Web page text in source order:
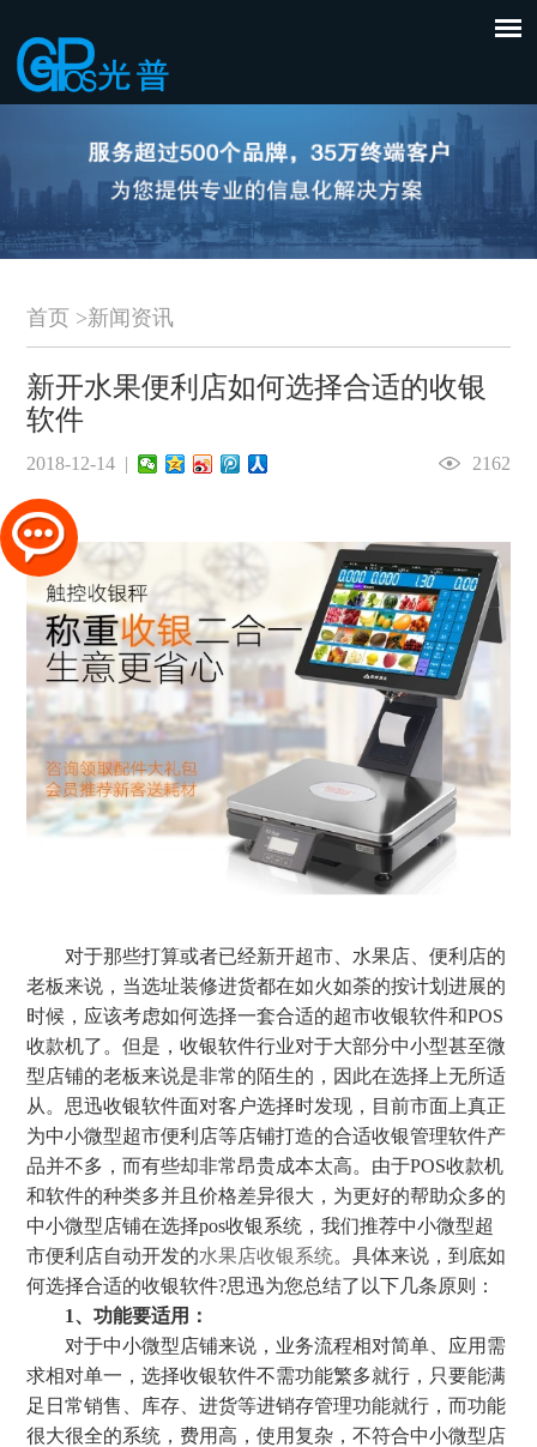
首页 >新闻资讯
新开水果便利店如何选择合适的收银
软件
2018-12-14 | 2162
对于那些打算或者已经新开超市、水果店、便利店的
老板来说，当选址装修进货都在如火如荼的按计划进展的
时候，应该考虑如何选择一套合适的超市收银软件和POS
收款机了。但是，收银软件行业对于大部分中小型甚至微
型店铺的老板来说是非常的陌生的，因此在选择上无所适
从。思迅收银软件面对客户选择时发现，目前市面上真正
为中小微型超市便利店等店铺打造的合适收银管理软件产
品并不多，而有些却非常昂贵成本太高。由于POS收款机
和软件的种类多并且价格差异很大，为更好的帮助众多的
中小微型店铺在选择pos收银系统，我们推荐中小微型超
市便利店自动开发的水果店收银系统。具体来说，到底如
何选择合适的收银软件?思迅为您总结了以下几条原则：
1、功能要适用：
对于中小微型店铺来说，业务流程相对简单、应用需
求相对单一，选择收银软件不需功能繁多就行，只要能满
足日常销售、库存、进货等进销存管理功能就行，而功能
很大很全的系统，费用高，使用复杂，不符合中小微型店